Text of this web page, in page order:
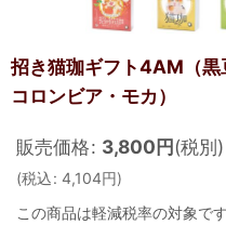
招き猫珈ギフト4AM（黒
コロンビア・モカ）
販売価格: 3,800円(税別)
(税込: 4,104円)
この商品は軽減税率の対象です